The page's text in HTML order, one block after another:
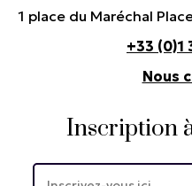
1 place du Maréchal
+33 (0)1
Nous
Inscription